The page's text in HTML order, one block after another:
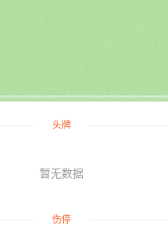
头牌
暂无数据
伤停